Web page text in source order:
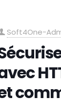
Soft4One-